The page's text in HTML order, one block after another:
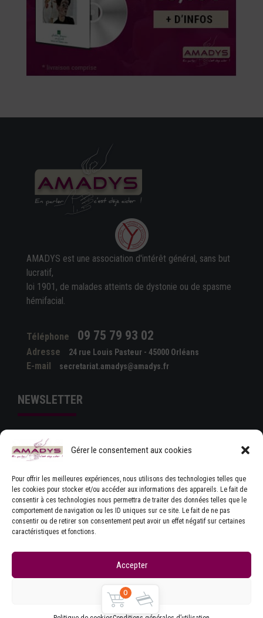
Gérer le consentement aux cookies
Pour offrir les meilleures expériences, nous utilisons des technologies telles que
les cookies pour stocker et/ou accéder aux informations des appareils. Le fait de
consentir à ces technologies nous permettra de traiter des données telles que le
comportement de navigation ou les ID uniques sur ce site. Le fait de ne pas
consentir ou de retirer son consentement peut avoir un effet négatif sur certaines
caractéristiques et fonctions.
Accepter
Refuser
AMADYS est une association d'intérêt général, sans but
lucratif,
loi 1901, de malades atteints de dystonie ou de spasme
hémifacial.
Téléphone 09 75 79 93 02
Adresse 24 rue Louis Pasteur - 45000 Orléans
E-mail secretariat.amadys@amadys.fr
NEWSLETTER
J'ACCEPTE LES CONDITIONS GÉNÉRALES
D'UTILISATION
Mentions légales
Parlons Dystonie : charte
0